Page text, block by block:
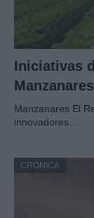
Iniciativas
Manzanares El
innovadores…
CRÓNICA